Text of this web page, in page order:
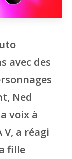
avec des
Ned
voix à
V, a réagi
fille